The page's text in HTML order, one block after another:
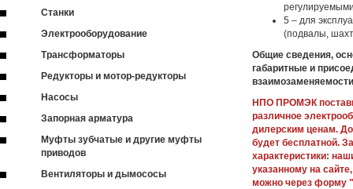
Станки
Электрооборудование
Трансформаторы
Редукторы и мотор-редукторы
Насосы
Запорная арматура
Муфты зубчатые и другие муфты
приводов
Вентиляторы и дымососы
5 – для
(подвалы,
Общие сведения,
габаритные и
взаимозаменяемости
НПО ПРОМЭК
различное
дилерским ценам.
будет бесплатной.
характеристики:
указанному на
можно через форму